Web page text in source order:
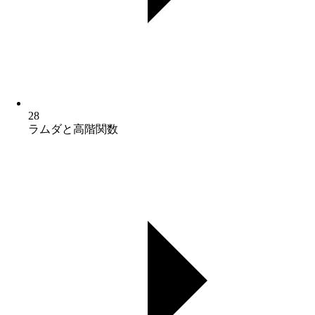
28
ラムダと高階関数